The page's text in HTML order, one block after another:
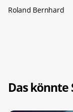
Roland Bernhard
Das könnte